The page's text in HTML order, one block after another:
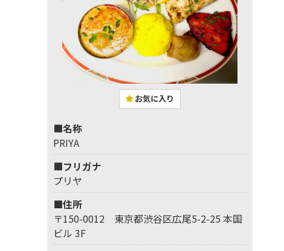
お気に入り
■名称
PRIYA
■フリガナ
プリヤ
■住所
〒150-0012 東京都渋谷区広尾5-2-25 本国
ビル 3F